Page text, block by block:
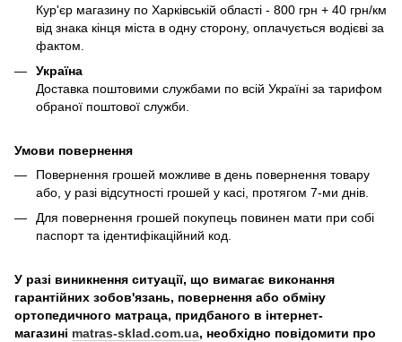
Кур'єр магазину по Харківській області - 800 грн + 40 грн/км
від знака кінця міста в одну сторону, оплачується водієві за
фактом.
Україна
Доставка поштовими службами по всій Україні за тарифом
обраної поштової служби.
Умови повернення
Повернення грошей можливе в день повернення товару
або, у разі відсутності грошей у касі, протягом 7-ми днів.
Для повернення грошей покупець повинен мати при собі
паспорт та ідентифікаційний код.
У разі виникнення ситуації, що вимагає виконання
гарантійних зобов'язань, повернення або обміну
ортопедичного матраца, придбаного в інтернет-
магазині matras-sklad.com.ua, необхідно повідомити про